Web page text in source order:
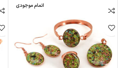
اتمام موجودی